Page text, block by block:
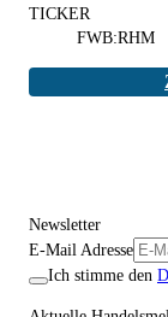
TICKER
FWB:RHM
Newsletter
E-Mail Adresse
Ich stimme den